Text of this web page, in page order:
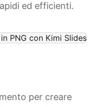
ed efficienti.
per creare